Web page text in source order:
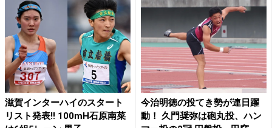
滋賀インターハイのスタート
リスト発表!! 100mH石原南菜
今治明徳の投てき勢が連日躍
動！ 久門奨弥は砲丸投、ハン